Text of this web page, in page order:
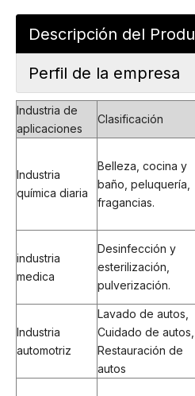
Descripción del
Perfil de la empresa
Industria de
aplicaciones
Clasificación
Industria
química diaria
Belleza, cocina y
baño, peluquería,
fragancias.
industria
medica
Desinfección y
esterilización,
pulverización.
Industria
automotriz
Lavado de autos,
Cuidado de autos,
Restauración de
autos